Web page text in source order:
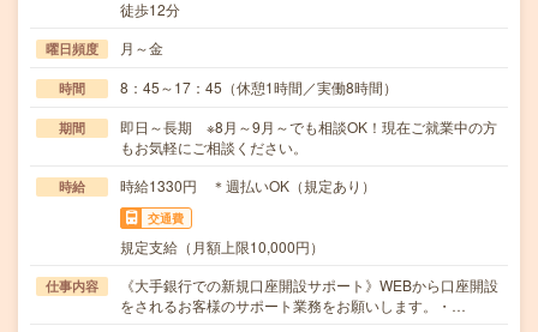
徒歩12分
曜日頻度 月～金
時間 8：45～17：45（休憩1時間／実働8時間）
期間
即日～長期 ※8月～9月～でも相談OK！現在ご就業中の方
もお気軽にご相談ください。
時給 時給1330円 ＊週払いOK（規定あり）
交通費
規定支給（月額上限10,000円）
仕事内容
《大手銀行での新規口座開設サポート》WEBから口座開設
をされるお客様のサポート業務をお願いします。・…